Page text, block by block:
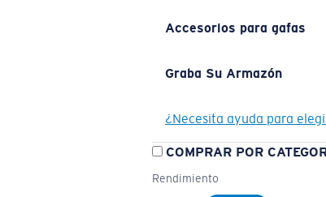
Accesorios para gafas
Graba Su Armazón
¿Necesita ayuda para
COMPRAR POR
Rendimiento